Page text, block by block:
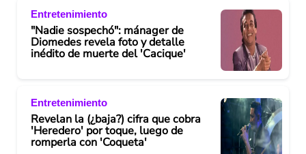
Entretenimiento
"Nadie sospechó": mánager de
Diomedes revela foto y detalle
inédito de muerte del 'Cacique'
Entretenimiento
Revelan la (¿baja?) cifra que cobra
'Heredero' por toque, luego de
romperla con 'Coqueta'